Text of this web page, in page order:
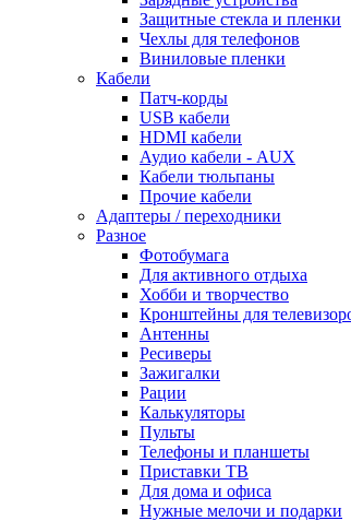
Защитные стекла и пленки
Чехлы для телефонов
Виниловые пленки
Кабели
Патч-корды
USB кабели
HDMI кабели
Аудио кабели - AUX
Кабели тюльпаны
Прочие кабели
Адаптеры / переходники
Разное
Фотобумага
Для активного отдыха
Хобби и творчество
Кронштейны для
Антенны
Ресиверы
Зажигалки
Рации
Калькуляторы
Пульты
Телефоны и планшеты
Приставки ТВ
Для дома и офиса
Нужные мелочи и подарки